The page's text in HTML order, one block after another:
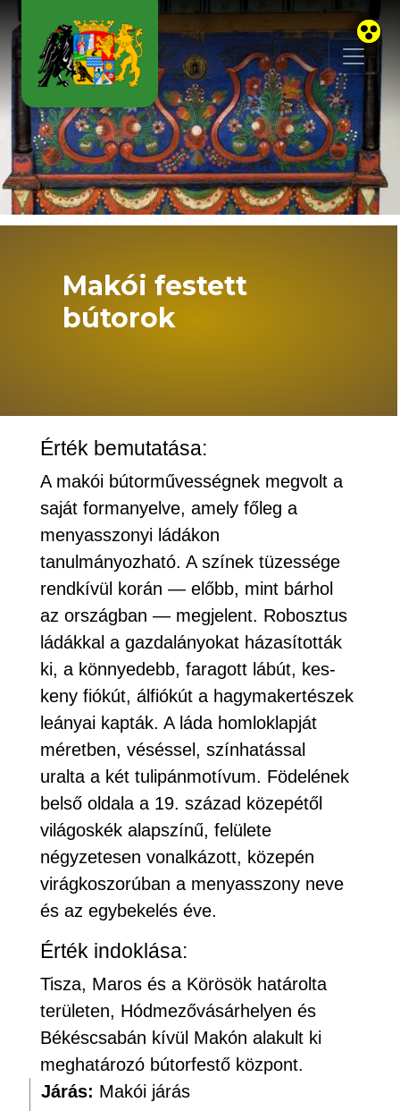
Skip to main content
Makói festett
bútorok
Érték bemutatása:
A makói bútorművességnek megvolt a
saját formanyelve, amely főleg a
menyasszonyi ládákon
tanulmányozható. A színek tüzessége
rendkívül korán — előbb, mint bárhol
az országban — megjelent. Robosztus
ládákkal a gazdalányokat házasították
ki, a könnyedebb, faragott lábút, kes-
keny fiókút, álfiókút a hagymakertészek
leányai kapták. A láda homloklapját
méretben, véséssel, színhatással
uralta a két tulipánmotívum. Födelének
belső oldala a 19. század közepétől
világoskék alapszínű, felülete
négyzetesen vonalkázott, közepén
virágkoszorúban a menyasszony neve
és az egybekelés éve.
Érték indoklása:
Tisza, Maros és a Körösök határolta
területen, Hódmezővásárhelyen és
Békéscsabán kívül Makón alakult ki
meghatározó bútorfestő központ.
Járás: Makói járás